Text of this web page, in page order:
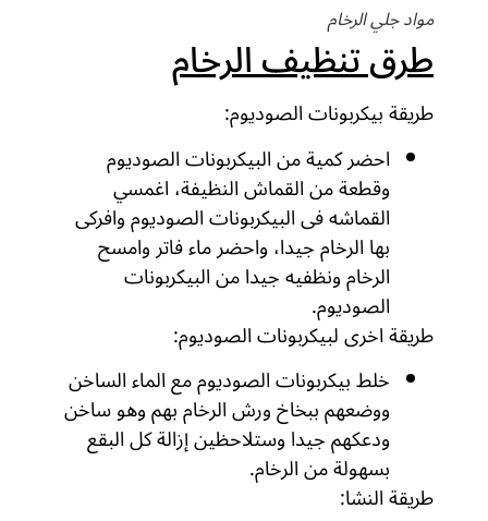
مواد جلي الرخام
طرق تنظيف الرخام
طريقة بيكربونات الصوديوم:
احضر كمية من البيكربونات الصوديوم
وقطعة من القماش النظيفة، اغمسي
القماشه فى البيكربونات الصوديوم وافركى
بها الرخام جيدا، واحضر ماء فاتر وامسح
الرخام ونظفيه جيدا من البيكربونات
الصوديوم.
طريقة اخرى لبيكربونات الصوديوم:
خلط بيكربونات الصوديوم مع الماء الساخن
ووضعهم ببخاخ ورش الرخام بهم وهو ساخن
ودعكهم جيدا وستلاحظين إزالة كل البقع
بسهولة من الرخام.
طريقة النشا: